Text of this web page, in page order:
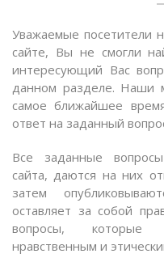
Уважаемые посетители
сайте, Вы не смогли
интересующий Вас
данном разделе. Наши
самое ближайшее
ответ на заданный
Все заданные
сайта, даются на них
затем
оставляет за собой
вопросы, которые
нравственным и